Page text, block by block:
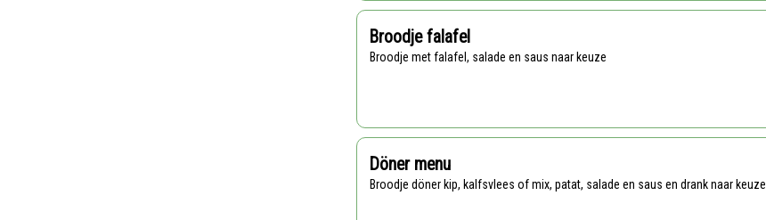
Broodje falafel
Broodje met falafel, salade en saus naar keuze
Döner menu
Broodje döner kip, kalfsvlees of mix, patat, salade en saus en drank naar keuze